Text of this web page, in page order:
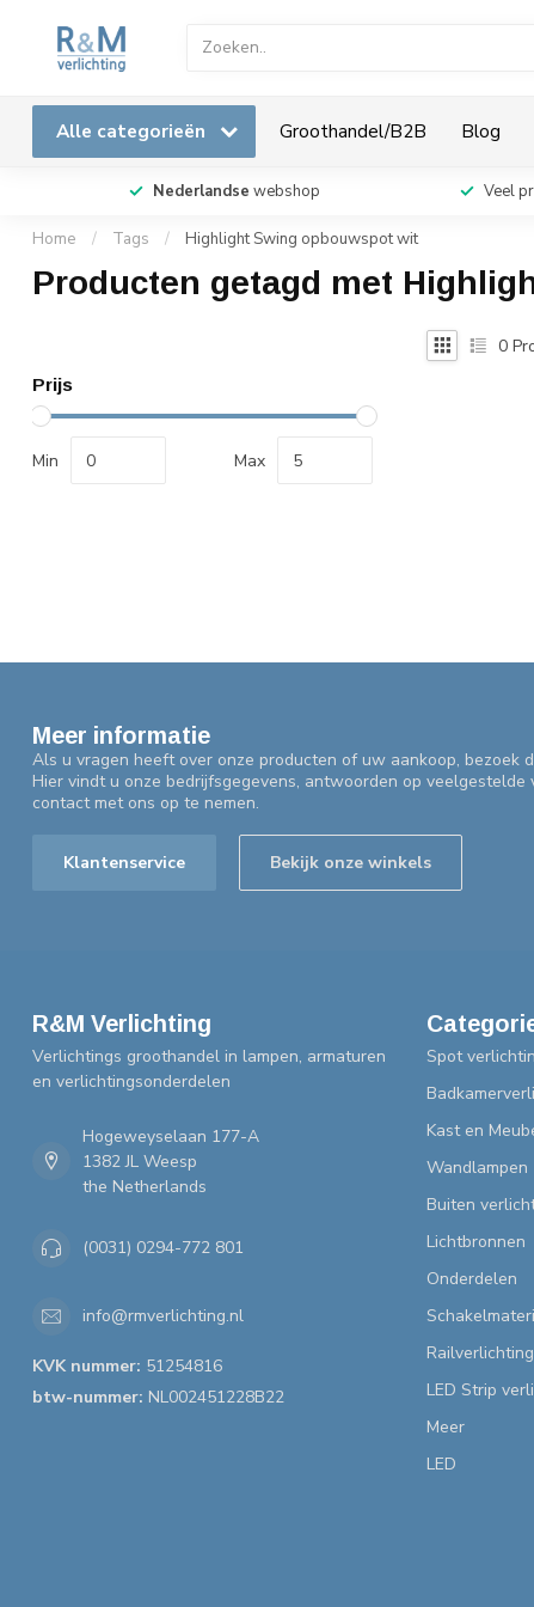
Alle categorieën Groothandel/B2B Blog
Nederlandse webshop Veel
Home / Tags / Highlight Swing opbouwspot wit
Producten getagd met
Prijs
Min Max
0
Meer informatie
Als u vragen heeft over onze producten of uw aankoop, bezoek
Hier vindt u onze bedrijfsgegevens, antwoorden op veelgestelde
contact met ons op te nemen.
Klantenservice Bekijk onze winkels
R&M Verlichting
Verlichtings groothandel in lampen, armaturen
en verlichtingsonderdelen
Hogeweyselaan 177-A
1382 JL Weesp
the Netherlands
(0031) 0294-772 801
info@rmverlichting.nl
KVK nummer: 51254816
btw-nummer: NL002451228B22
Spot
Kast en
Wandlampen
Buiten
Lichtbronnen
Onderdelen
Railverlichting
LED Strip
Meer
LED